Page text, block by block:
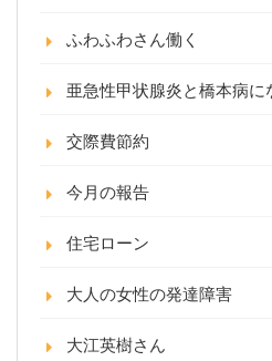
ふわふわさん働く
亜急性甲状腺炎と橋本病に
交際費節約
今月の報告
住宅ローン
大人の女性の発達障害
大江英樹さん